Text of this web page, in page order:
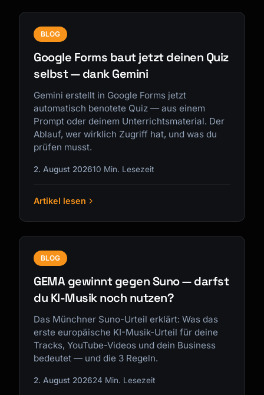
BLOG
Google Forms baut jetzt deinen Quiz
selbst — dank Gemini
Gemini erstellt in Google Forms jetzt
automatisch benotete Quiz — aus einem
Prompt oder deinem Unterrichtsmaterial. Der
Ablauf, wer wirklich Zugriff hat, und was du
prüfen musst.
2. August 202610 Min. Lesezeit
Artikel lesen
BLOG
GEMA gewinnt gegen Suno — darfst
du KI-Musik noch nutzen?
Das Münchner Suno-Urteil erklärt: Was das
erste europäische KI-Musik-Urteil für deine
Tracks, YouTube-Videos und dein Business
bedeutet — und die 3 Regeln.
2. August 202624 Min. Lesezeit
Kai